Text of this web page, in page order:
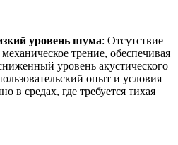
уровень шума: Отсутствие
трение, обеспечивая
уровень акустического
опыт и условия
в средах, где требуется тихая